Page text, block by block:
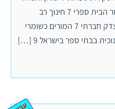
מול פלורליזם חברתי בהקשר הבית ספרי 7 חינוך רב
תרבותי המבוסס על שוויון וצדק חברתי 7 המורים כשומרי